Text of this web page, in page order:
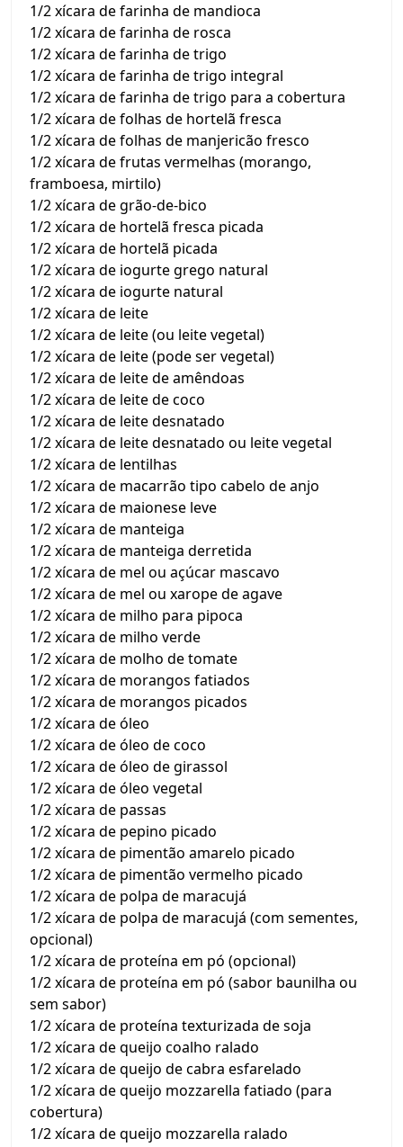
1/2 xícara de farinha de mandioca
1/2 xícara de farinha de rosca
1/2 xícara de farinha de trigo
1/2 xícara de farinha de trigo integral
1/2 xícara de farinha de trigo para a cobertura
1/2 xícara de folhas de hortelã fresca
1/2 xícara de folhas de manjericão fresco
1/2 xícara de frutas vermelhas (morango,
framboesa, mirtilo)
1/2 xícara de grão-de-bico
1/2 xícara de hortelã fresca picada
1/2 xícara de hortelã picada
1/2 xícara de iogurte grego natural
1/2 xícara de iogurte natural
1/2 xícara de leite
1/2 xícara de leite (ou leite vegetal)
1/2 xícara de leite (pode ser vegetal)
1/2 xícara de leite de amêndoas
1/2 xícara de leite de coco
1/2 xícara de leite desnatado
1/2 xícara de leite desnatado ou leite vegetal
1/2 xícara de lentilhas
1/2 xícara de macarrão tipo cabelo de anjo
1/2 xícara de maionese leve
1/2 xícara de manteiga
1/2 xícara de manteiga derretida
1/2 xícara de mel ou açúcar mascavo
1/2 xícara de mel ou xarope de agave
1/2 xícara de milho para pipoca
1/2 xícara de milho verde
1/2 xícara de molho de tomate
1/2 xícara de morangos fatiados
1/2 xícara de morangos picados
1/2 xícara de óleo
1/2 xícara de óleo de coco
1/2 xícara de óleo de girassol
1/2 xícara de óleo vegetal
1/2 xícara de passas
1/2 xícara de pepino picado
1/2 xícara de pimentão amarelo picado
1/2 xícara de pimentão vermelho picado
1/2 xícara de polpa de maracujá
1/2 xícara de polpa de maracujá (com sementes,
opcional)
1/2 xícara de proteína em pó (opcional)
1/2 xícara de proteína em pó (sabor baunilha ou
sem sabor)
1/2 xícara de proteína texturizada de soja
1/2 xícara de queijo coalho ralado
1/2 xícara de queijo de cabra esfarelado
1/2 xícara de queijo mozzarella fatiado (para
cobertura)
1/2 xícara de queijo mozzarella ralado